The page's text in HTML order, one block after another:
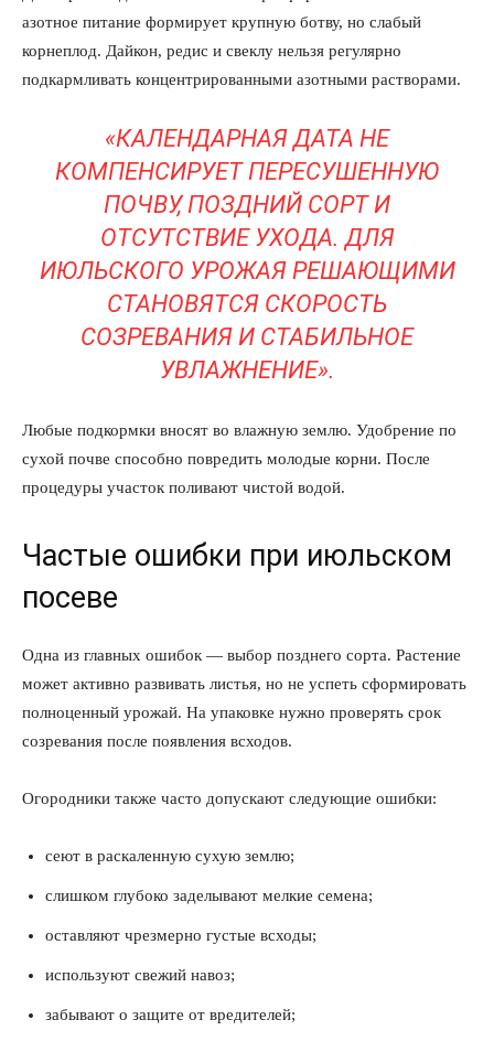
азотное питание формирует крупную ботву, но слабый
корнеплод. Дайкон, редис и свеклу нельзя регулярно
подкармливать концентрированными азотными растворами.
«КАЛЕНДАРНАЯ ДАТА НЕ
КОМПЕНСИРУЕТ ПЕРЕСУШЕННУЮ
ПОЧВУ, ПОЗДНИЙ СОРТ И
ОТСУТСТВИЕ УХОДА. ДЛЯ
ИЮЛЬСКОГО УРОЖАЯ РЕШАЮЩИМИ
СТАНОВЯТСЯ СКОРОСТЬ
СОЗРЕВАНИЯ И СТАБИЛЬНОЕ
УВЛАЖНЕНИЕ».
Любые подкормки вносят во влажную землю. Удобрение по
сухой почве способно повредить молодые корни. После
процедуры участок поливают чистой водой.
Частые ошибки при июльском
посеве
Одна из главных ошибок — выбор позднего сорта. Растение
может активно развивать листья, но не успеть сформировать
полноценный урожай. На упаковке нужно проверять срок
созревания после появления всходов.
Огородники также часто допускают следующие ошибки:
сеют в раскаленную сухую землю;
слишком глубоко заделывают мелкие семена;
оставляют чрезмерно густые всходы;
используют свежий навоз;
забывают о защите от вредителей;